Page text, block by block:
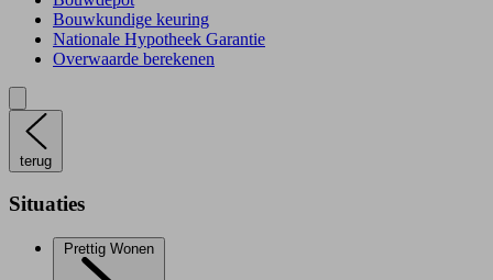
Bouwkundige keuring
Nationale Hypotheek Garantie
Overwaarde berekenen
terug
Situaties
Prettig Wonen